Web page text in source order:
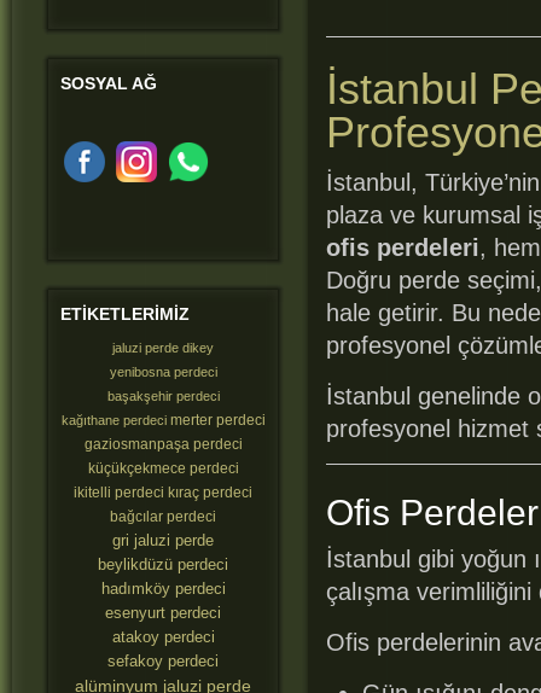
İstanbul
İstanbul,
plaza ve kurumsal
ofis perdeleri,
Doğru perde
hale getirir. Bu
profesyonel
İstanbul genelinde
profesyonel hizmet
Ofis
İstanbul gibi yoğun
çalışma
Ofis perdelerinin
SOSYAL AĞ
ETIKETLERIMIZ
jaluzi perde dikey
yenibosna perdeci
başakşehir perdeci
kağıthane perdeci merter perdeci
gaziosmanpaşa perdeci
küçükçekmece perdeci
ikitelli perdeci kıraç perdeci
bağcılar perdeci
gri jaluzi perde
beylikdüzü perdeci
hadımköy perdeci
esenyurt perdeci
atakoy perdeci
sefakoy perdeci
alüminyum jaluzi perde